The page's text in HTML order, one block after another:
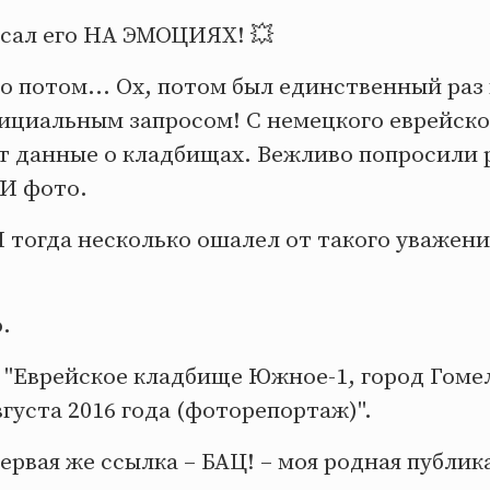
его НА ЭМОЦИЯХ! 💥
потом... Ох, потом был единственный раз
запросом! С немецкого
данные о кладбищах. Вежливо попросили
фото.
тогда несколько ошалел от такого
кладбище Южное-1, город
2016 года (фоторепортаж)".
же ссылка – БАЦ! – моя родная